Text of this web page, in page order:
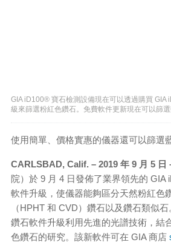
GIA iD100® 寶石檢測設備現在可以透過購買 GIA
級來篩選粉紅色鑽石。免費軟件更新現在可以篩選
使用簡單、價格實惠的儀器還可以篩選
CARLSBAD, Calif. – 2019 年 9 月 5 日
院）於 9 月 4 日發佈了業界領先的 GIA
軟件升級，使儀器能夠區分天然粉紅色
（HPHT 和 CVD）鑽石以及鑽石類似
鑽石軟件升級利用先進的光譜技術，結
色鑽石的研究。該新軟件可在 GIA 商店